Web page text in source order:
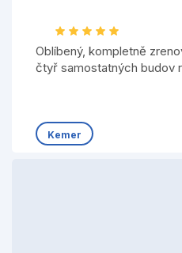
Oblíbený, kompletně
čtyř samostatných budov
Kemer